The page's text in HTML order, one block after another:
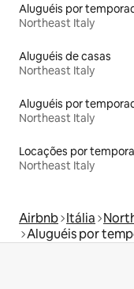
Northeast Italy
Aluguéis de casas
Northeast Italy
Northeast Italy
Northeast Italy
Airbnb Itália
Aluguéis por